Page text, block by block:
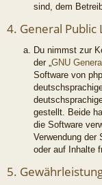
sind, dem
4. General Public
Du nimmst zur
der „ GNU
Software von
gestellt. Beide
die Software
Verwendung der
oder auf Inhalte
5.